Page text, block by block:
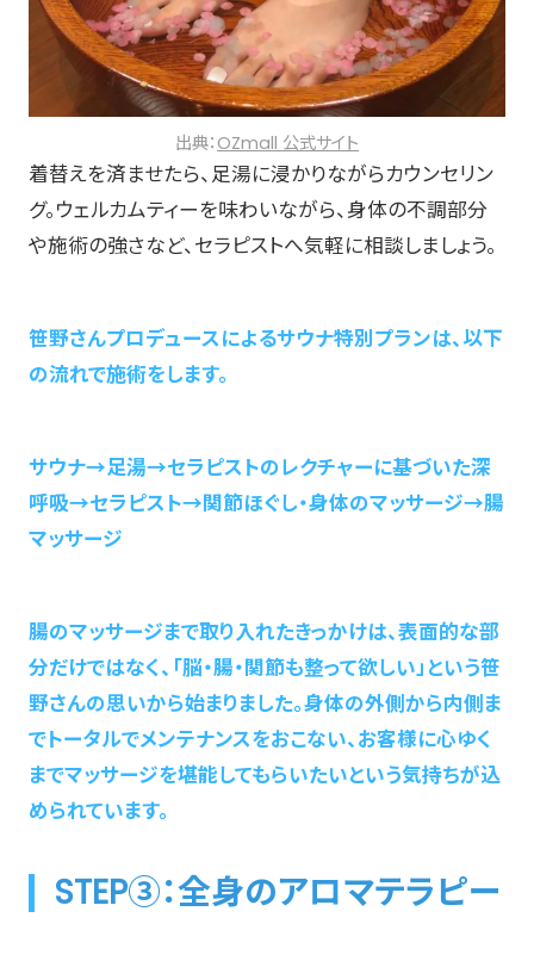
出典： OZmall 公式サイト
着替えを済ませたら、足湯に浸かりながらカウンセリン
グ。ウェルカムティーを味わいながら、身体の不調部分
や施術の強さなど、セラピストへ気軽に相談しましょう。
笹野さんプロデュースによるサウナ特別プランは、以下
の流れで施術をします。
サウナ→足湯→セラピストのレクチャーに基づいた深
呼吸→セラピスト→関節ほぐし・身体のマッサージ→腸
マッサージ
腸のマッサージまで取り入れたきっかけは、表面的な部
分だけではなく、「脳・腸・関節も整って欲しい」という笹
野さんの思いから始まりました。身体の外側から内側ま
でトータルでメンテナンスをおこない、お客様に心ゆく
までマッサージを堪能してもらいたいという気持ちが込
められています。
STEP③：全身のアロマテラピー